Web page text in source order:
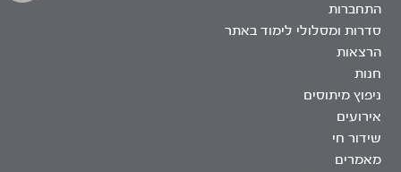
התחברות
סדרות ומסלולי לימוד באתר
הרצאות
חנות
ניפוץ מיתוסים
אירועים
שידור חי
מאמרים